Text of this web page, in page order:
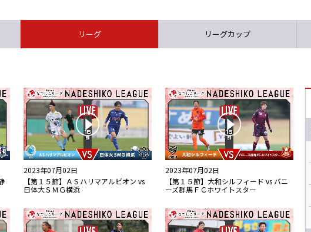
リーグ リーグカップ
2023年07月02日
【第１５節】ＡＳハリマアルビオン vs
日体大ＳＭＧ横浜
2023年07月02日
【第１５節】大和シルフィード vs バニ
ーズ群馬ＦＣホワイトスター